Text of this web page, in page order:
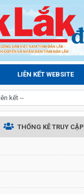
LIÊN KẾT WEBSITE
THỐNG KÊ TRUY CẬP